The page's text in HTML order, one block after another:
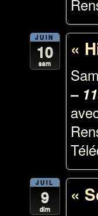
JUIN
10
sam
«
–
JUIL
9
dim
«